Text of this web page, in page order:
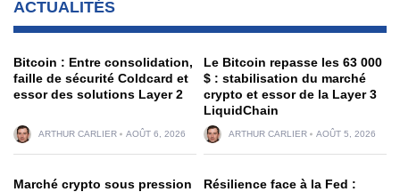
ACTUALITÉS
Bitcoin : Entre consolidation,
faille de sécurité Coldcard et
essor des solutions Layer 2
ARTHUR CARLIER AOÛT 6, 2026
Le Bitcoin repasse les 63 000
$ : stabilisation du marché
crypto et essor de la Layer 3
LiquidChain
ARTHUR CARLIER AOÛT 5, 2026
Marché crypto sous pression
Résilience face à la Fed :